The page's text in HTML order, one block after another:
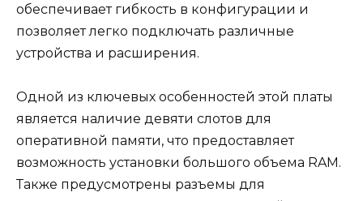
обеспечивает гибкость в конфигурации и
позволяет легко подключать различные
устройства и расширения.
Одной из ключевых особенностей этой платы
является наличие девяти слотов для
оперативной памяти, что предоставляет
возможность установки большого объема RAM.
Также предусмотрены разъемы для